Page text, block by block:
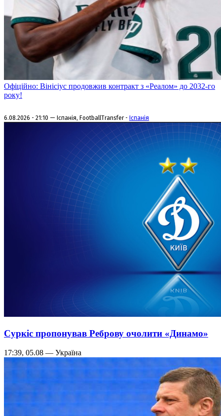
Офіційно: Вінісіус продовжив контракт з «Реалом» до 2032-го
року!
6.08.2026 - 21:10 — Іспанія, FootballTransfer - Іспанія
Суркіс пропонував Реброву очолити «Динамо»
17:39, 05.08 — Україна